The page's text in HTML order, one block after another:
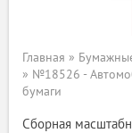
Главная »
» №18526 -
бумаги
Сборная